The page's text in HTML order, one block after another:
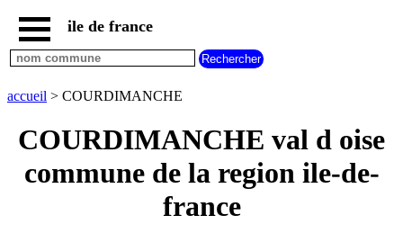
accueil
paris
communes
communes
hauts
seine
ile de france
accueil > COURDIMANCHE
COURDIMANCHE val d oise
commune de la region ile-de-
france